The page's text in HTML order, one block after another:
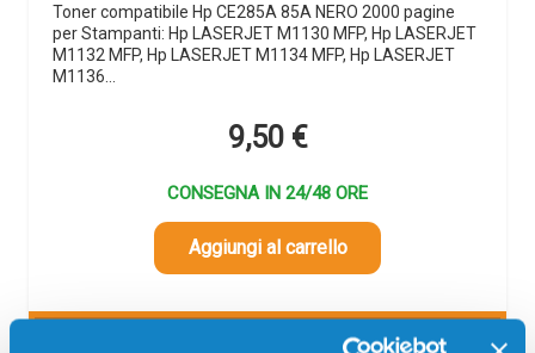
Toner compatibile Hp CE285A 85A NERO 2000 pagine
per Stampanti: Hp LASERJET M1130 MFP, Hp LASERJET
M1132 MFP, Hp LASERJET M1134 MFP, Hp LASERJET
M1136…
9,50 €
CONSEGNA IN 24/48 ORE
Aggiungi al carrello